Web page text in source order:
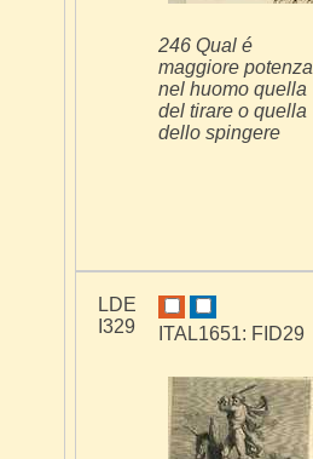
246 Qual é
maggiore potenza
nel huomo quella
del tirare o quella
dello spingere
LDE
I329
ITAL1651: FID29